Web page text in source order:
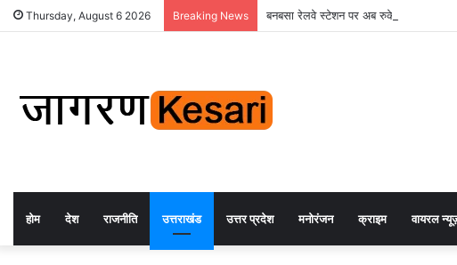
Thursday, August 6 2026 Breaking News बनबसा रेलवे स्टेशन पर अब रुकेगी अछनेरा-
होम देश राजनीति उत्तराखंड उत्तर प्रदेश मनोरंजन क्राइम वायरल